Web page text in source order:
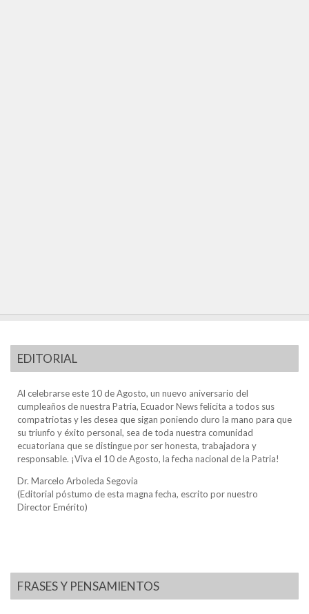
EDITORIAL
Al celebrarse este 10 de Agosto, un nuevo aniversario del
cumpleaños de nuestra Patria, Ecuador News felicita a todos sus
compatriotas y les desea que sigan poniendo duro la mano para que
su triunfo y éxito personal, sea de toda nuestra comunidad
ecuatoriana que se distingue por ser honesta, trabajadora y
responsable. ¡Viva el 10 de Agosto, la fecha nacional de la Patria!
Dr. Marcelo Arboleda Segovia
(Editorial póstumo de esta magna fecha, escrito por nuestro
Director Emérito)
FRASES Y PENSAMIENTOS